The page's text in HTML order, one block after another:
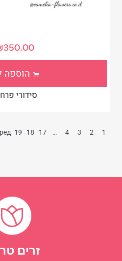
סידורי
350.00
הוספה
1
2
3
4
…
17
18
19
זרים